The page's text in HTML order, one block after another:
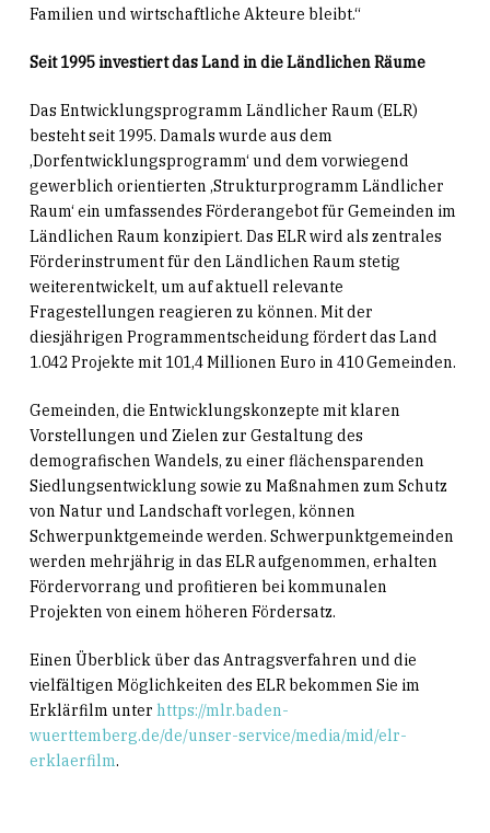
Familien und wirtschaftliche Akteure bleibt.“
Seit 1995 investiert das Land in die Ländlichen Räume
Das Entwicklungsprogramm Ländlicher Raum (ELR)
besteht seit 1995. Damals wurde aus dem
,Dorfentwicklungsprogramm‘ und dem vorwiegend
gewerblich orientierten ,Strukturprogramm Ländlicher
Raum‘ ein umfassendes Förderangebot für Gemeinden im
Ländlichen Raum konzipiert. Das ELR wird als zentrales
Förderinstrument für den Ländlichen Raum stetig
weiterentwickelt, um auf aktuell relevante
Fragestellungen reagieren zu können. Mit der
diesjährigen Programmentscheidung fördert das Land
1.042 Projekte mit 101,4 Millionen Euro in 410 Gemeinden.
Gemeinden, die Entwicklungskonzepte mit klaren
Vorstellungen und Zielen zur Gestaltung des
demografischen Wandels, zu einer flächensparenden
Siedlungsentwicklung sowie zu Maßnahmen zum Schutz
von Natur und Landschaft vorlegen, können
Schwerpunktgemeinde werden. Schwerpunktgemeinden
werden mehrjährig in das ELR aufgenommen, erhalten
Fördervorrang und profitieren bei kommunalen
Projekten von einem höheren Fördersatz.
Einen Überblick über das Antragsverfahren und die
vielfältigen Möglichkeiten des ELR bekommen Sie im
Erklärfilm unter https://mlr.baden-
wuerttemberg.de/de/unser-service/media/mid/elr-
erklaerfilm.